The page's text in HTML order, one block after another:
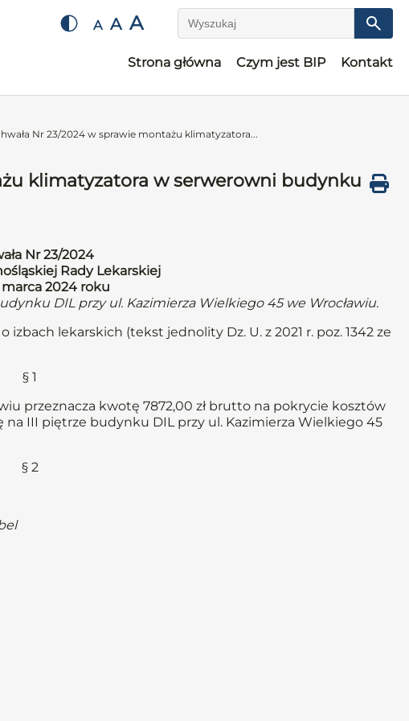
A A A Wyszukaj
Strona główna Czym jest BIP Kontakt
Nr 23/2024 w sprawie montażu klimatyzatora...
klimatyzatora w serwerowni budynku
Nr 23/2024
Rady Lekarskiej
2024 roku
DIL przy ul. Kazimierza Wielkiego 45 we Wrocławiu.
lekarskich (tekst jednolity Dz. U. z 2021 r. poz. 1342 ze
§ 1
przeznacza kwotę 7872,00 zł brutto na pokrycie kosztów
III piętrze budynku DIL przy ul. Kazimierza Wielkiego 45
§ 2